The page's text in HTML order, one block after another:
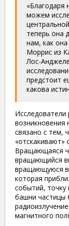
можем
теперь она
нам, как
Моррис из
Лос-
предстоит
какова
связано с тем,
«отскакивают»
Вращающаяся
вращающийся
вращающуюся
которая
событий, точку
башни частицы
магнитного